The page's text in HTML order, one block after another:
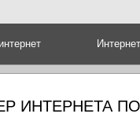
ИНТЕРНЕТА